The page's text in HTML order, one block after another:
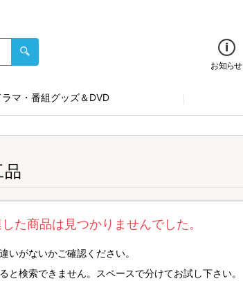
お知らせ
ラマ・番組グッズ＆DVD
品
た商品は見つかりませんでした。
いがないかご確認ください。
と検索できません。スペースで分けてお試し下さい。